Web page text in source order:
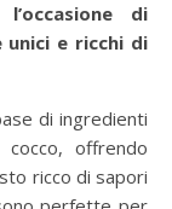
di
unici e ricchi di
di ingredienti
offrendo
ricco di sapori